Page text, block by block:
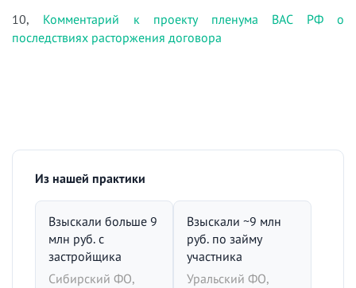
10, Комментарий к проекту пленума ВАС РФ о
последствиях расторжения договора
Из нашей практики
Взыскали больше 9
млн руб. с
застройщика
Сибирский ФО,
Взыскали ~9 млн
руб. по займу
участника
Уральский ФО,